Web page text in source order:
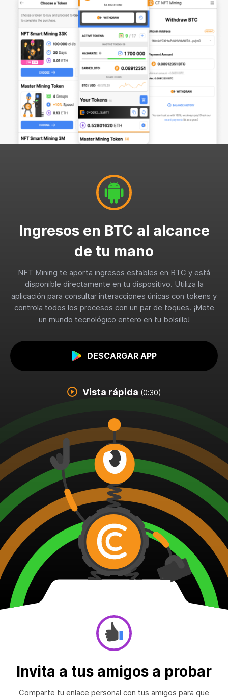
Ingresos en BTC al alcance
de tu mano
NFT Mining te aporta ingresos estables en BTC y está
disponible directamente en tu dispositivo. Utiliza la
aplicación para consultar interacciones únicas con tokens y
controla todos los procesos con un par de toques. ¡Mete
un mundo tecnológico entero en tu bolsillo!
DESCARGAR APP
Vista rápida (0:30)
Invita a tus amigos a probar
Comparte tu enlace personal con tus amigos para que